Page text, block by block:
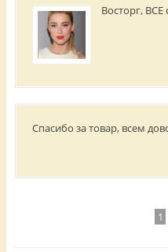
Восторг, ВСЕ
Спасибо за товар, всем
1